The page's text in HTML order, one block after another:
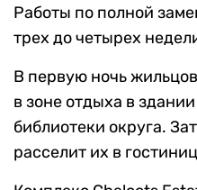
Работы по полной
трех до четырех
В первую ночь
в зоне отдыха в
библиотеки округа.
расселит их в